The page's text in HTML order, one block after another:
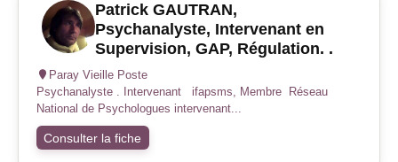
Patrick GAUTRAN,
Psychanalyste, Intervenant en
Supervision, GAP, Régulation. .
Paray Vieille Poste
Psychanalyste . Intervenant ifapsms, Membre Réseau
National de Psychologues intervenant...
Consulter la fiche